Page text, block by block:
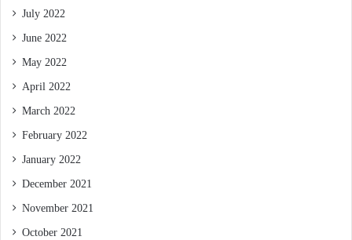
July 2022
June 2022
May 2022
April 2022
March 2022
February 2022
January 2022
December 2021
November 2021
October 2021